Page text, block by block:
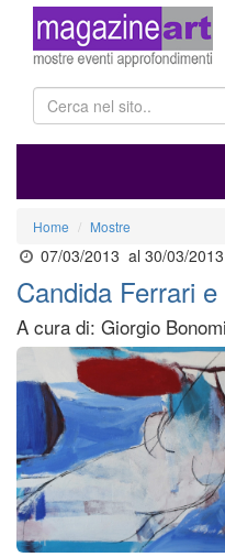
Home Mostre
07/03/2013 al 30/03/2013
Candida Ferrari
A cura di: Giorgio